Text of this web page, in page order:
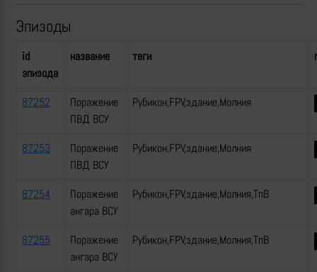
Эпизоды
id
эпизода
название теги
87252
Поражение
ПВД ВСУ
Рубикон,FPV,здание,Молния
87253
Поражение
ПВД ВСУ
Рубикон,FPV,здание,Молния
87254
Поражение
ангара ВСУ
Рубикон,FPV,здание,Молния,ТпВ
87255
Поражение
ангара ВСУ
Рубикон,FPV,здание,Молния,ТпВ